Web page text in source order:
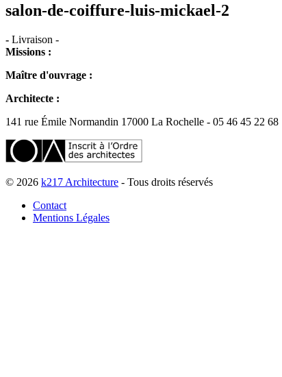
salon-de-coiffure-luis-mickael-2
- Livraison -
Missions :
Maître d'ouvrage :
Architecte :
141 rue Émile Normandin 17000 La Rochelle - 05 46 45 22 68
© 2026 k217 Architecture - Tous droits réservés
Contact
Mentions Légales